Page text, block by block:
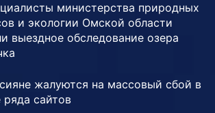
министерства природных
и экологии Омской области
выездное обследование озера
жалуются на массовый сбой в
ряда сайтов